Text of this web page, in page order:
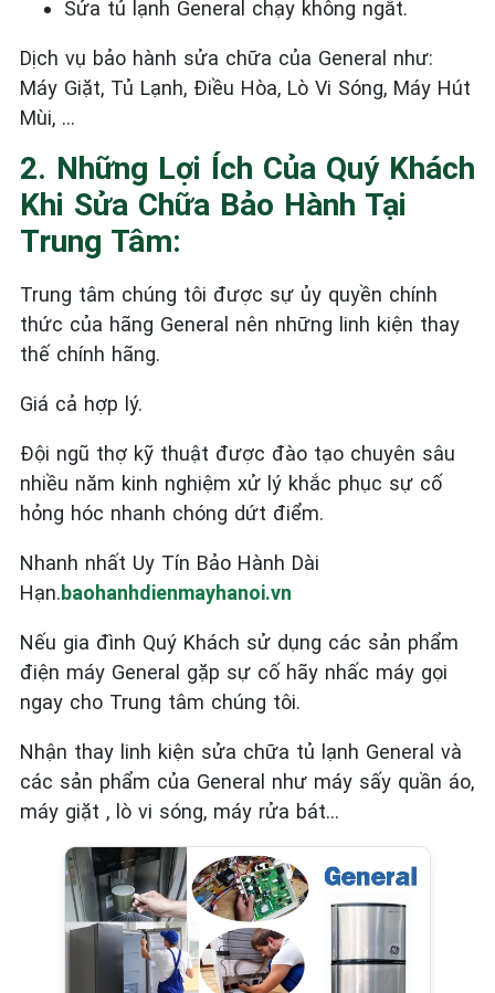
Sửa tủ lạnh General chạy không ngắt.
Dịch vụ bảo hành sửa chữa của General như:
Máy Giặt, Tủ Lạnh, Điều Hòa, Lò Vi Sóng, Máy Hút
Mùi, …
2. Những Lợi Ích Của Quý Khách
Khi Sửa Chữa Bảo Hành Tại
Trung Tâm:
Trung tâm chúng tôi được sự ủy quyền chính
thức của hãng General nên những linh kiện thay
thế chính hãng.
Giá cả hợp lý.
Đội ngũ thợ kỹ thuật được đào tạo chuyên sâu
nhiều năm kinh nghiệm xử lý khắc phục sự cố
hỏng hóc nhanh chóng dứt điểm.
Nhanh nhất Uy Tín Bảo Hành Dài
Hạn.baohanhdienmayhanoi.vn
Nếu gia đình Quý Khách sử dụng các sản phẩm
điện máy General gặp sự cố hãy nhấc máy gọi
ngay cho Trung tâm chúng tôi.
Nhận thay linh kiện sửa chữa tủ lạnh General và
các sản phẩm của General như máy sấy quần áo,
máy giặt , lò vi sóng, máy rửa bát…